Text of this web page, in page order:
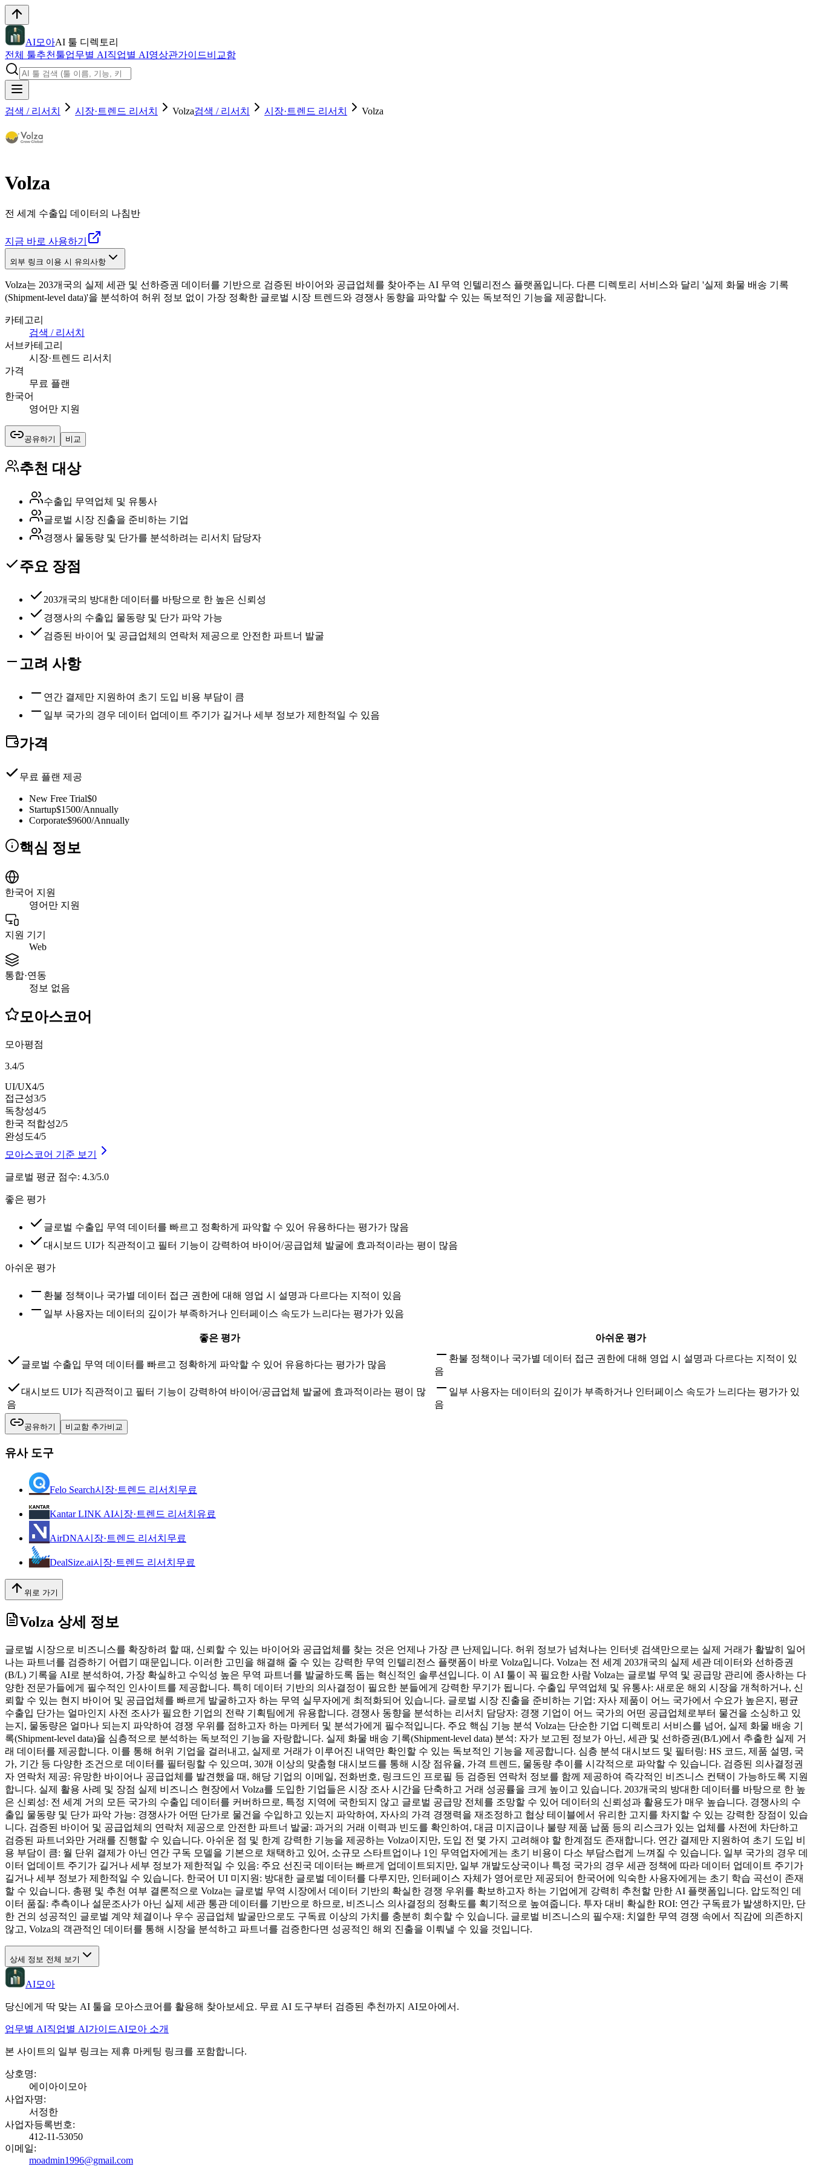
AI모아AI 툴 디렉토리
전체 툴추천툴업무별 AI직업별 AI영상관가이드비교함
검색 / 리서치 시장·트렌드 리서치 Volza검색 / 리서치 시장·트렌드 리서치 Volza
Volza
전 세계 수출입 데이터의 나침반
지금 바로 사용하기
외부 링크 이용 시 유의사항
Volza는 203개국의 실제 세관 및 선하증권 데이터를 기반으로 검증된 바이어와 공급업체를 찾아주는 AI 무역 인텔리전스 플랫폼입니다. 다른 디렉토리 서비스와 달리 '실제 화물 배송 기록
(Shipment-level data)'을 분석하여 허위 정보 없이 가장 정확한 글로벌 시장 트렌드와 경쟁사 동향을 파악할 수 있는 독보적인 기능을 제공합니다.
카테고리
검색 / 리서치
서브카테고리
시장·트렌드 리서치
가격
무료 플랜
한국어
영어만 지원
공유하기 비교
추천 대상
수출입 무역업체 및 유통사
글로벌 시장 진출을 준비하는 기업
경쟁사 물동량 및 단가를 분석하려는 리서치 담당자
주요 장점
203개국의 방대한 데이터를 바탕으로 한 높은 신뢰성
경쟁사의 수출입 물동량 및 단가 파악 가능
검증된 바이어 및 공급업체의 연락처 제공으로 안전한 파트너 발굴
고려 사항
연간 결제만 지원하여 초기 도입 비용 부담이 큼
일부 국가의 경우 데이터 업데이트 주기가 길거나 세부 정보가 제한적일 수 있음
가격
무료 플랜 제공
New Free Trial$0
Startup$1500/Annually
Corporate$9600/Annually
핵심 정보
한국어 지원
영어만 지원
지원 기기
Web
통합·연동
정보 없음
모아스코어
모아평점
3.4/5
UI/UX4/5
접근성3/5
독창성4/5
한국 적합성2/5
완성도4/5
모아스코어 기준 보기
글로벌 평균 점수: 4.3/5.0
좋은 평가
글로벌 수출입 무역 데이터를 빠르고 정확하게 파악할 수 있어 유용하다는 평가가 많음
대시보드 UI가 직관적이고 필터 기능이 강력하여 바이어/공급업체 발굴에 효과적이라는 평이 많음
아쉬운 평가
환불 정책이나 국가별 데이터 접근 권한에 대해 영업 시 설명과 다르다는 지적이 있음
일부 사용자는 데이터의 깊이가 부족하거나 인터페이스 속도가 느리다는 평가가 있음
좋은 평가 아쉬운 평가
글로벌 수출입 무역 데이터를 빠르고 정확하게 파악할 수 있어 유용하다는 평가가 많음
환불 정책이나 국가별 데이터 접근 권한에 대해 영업 시 설명과 다르다는 지적이 있
음
대시보드 UI가 직관적이고 필터 기능이 강력하여 바이어/공급업체 발굴에 효과적이라는 평이 많
음
일부 사용자는 데이터의 깊이가 부족하거나 인터페이스 속도가 느리다는 평가가 있
음
공유하기 비교함 추가비교
유사 도구
Felo Search시장·트렌드 리서치 무료
Kantar LINK AI시장·트렌드 리서치 유료
AirDNA시장·트렌드 리서치 무료
DealSize.ai시장·트렌드 리서치 무료
위로 가기
Volza 상세 정보
글로벌 시장으로 비즈니스를 확장하려 할 때, 신뢰할 수 있는 바이어와 공급업체를 찾는 것은 언제나 가장 큰 난제입니다. 허위 정보가 넘쳐나는 인터넷 검색만으로는 실제 거래가 활발히 일어
나는 파트너를 검증하기 어렵기 때문입니다. 이러한 고민을 해결해 줄 수 있는 강력한 무역 인텔리전스 플랫폼이 바로 Volza입니다. Volza는 전 세계 203개국의 실제 세관 데이터와 선하증권
(B/L) 기록을 AI로 분석하여, 가장 확실하고 수익성 높은 무역 파트너를 발굴하도록 돕는 혁신적인 솔루션입니다. 이 AI 툴이 꼭 필요한 사람 Volza는 글로벌 무역 및 공급망 관리에 종사하는 다
양한 전문가들에게 필수적인 인사이트를 제공합니다. 특히 데이터 기반의 의사결정이 필요한 분들에게 강력한 무기가 됩니다. 수출입 무역업체 및 유통사: 새로운 해외 시장을 개척하거나, 신
뢰할 수 있는 현지 바이어 및 공급업체를 빠르게 발굴하고자 하는 무역 실무자에게 최적화되어 있습니다. 글로벌 시장 진출을 준비하는 기업: 자사 제품이 어느 국가에서 수요가 높은지, 평균
수출입 단가는 얼마인지 사전 조사가 필요한 기업의 전략 기획팀에게 유용합니다. 경쟁사 동향을 분석하는 리서치 담당자: 경쟁 기업이 어느 국가의 어떤 공급업체로부터 물건을 소싱하고 있
는지, 물동량은 얼마나 되는지 파악하여 경쟁 우위를 점하고자 하는 마케터 및 분석가에게 필수적입니다. 주요 핵심 기능 분석 Volza는 단순한 기업 디렉토리 서비스를 넘어, 실제 화물 배송 기
록(Shipment-level data)을 심층적으로 분석하는 독보적인 기능을 자랑합니다. 실제 화물 배송 기록(Shipment-level data) 분석: 자가 보고된 정보가 아닌, 세관 및 선하증권(B/L)에서 추출한 실제 거
래 데이터를 제공합니다. 이를 통해 허위 기업을 걸러내고, 실제로 거래가 이루어진 내역만 확인할 수 있는 독보적인 기능을 제공합니다. 심층 분석 대시보드 및 필터링: HS 코드, 제품 설명, 국
가, 기간 등 다양한 조건으로 데이터를 필터링할 수 있으며, 30개 이상의 맞춤형 대시보드를 통해 시장 점유율, 가격 트렌드, 물동량 추이를 시각적으로 파악할 수 있습니다. 검증된 의사결정권
자 연락처 제공: 유망한 바이어나 공급업체를 발견했을 때, 해당 기업의 이메일, 전화번호, 링크드인 프로필 등 검증된 연락처 정보를 함께 제공하여 즉각적인 비즈니스 컨택이 가능하도록 지원
합니다. 실제 활용 사례 및 장점 실제 비즈니스 현장에서 Volza를 도입한 기업들은 시장 조사 시간을 단축하고 거래 성공률을 크게 높이고 있습니다. 203개국의 방대한 데이터를 바탕으로 한 높
은 신뢰성: 전 세계 거의 모든 국가의 수출입 데이터를 커버하므로, 특정 지역에 국한되지 않고 글로벌 공급망 전체를 조망할 수 있어 데이터의 신뢰성과 활용도가 매우 높습니다. 경쟁사의 수
출입 물동량 및 단가 파악 가능: 경쟁사가 어떤 단가로 물건을 수입하고 있는지 파악하여, 자사의 가격 경쟁력을 재조정하고 협상 테이블에서 유리한 고지를 차지할 수 있는 강력한 장점이 있습
니다. 검증된 바이어 및 공급업체의 연락처 제공으로 안전한 파트너 발굴: 과거의 거래 이력과 빈도를 확인하여, 대금 미지급이나 불량 제품 납품 등의 리스크가 있는 업체를 사전에 차단하고
검증된 파트너와만 거래를 진행할 수 있습니다. 아쉬운 점 및 한계 강력한 기능을 제공하는 Volza이지만, 도입 전 몇 가지 고려해야 할 한계점도 존재합니다. 연간 결제만 지원하여 초기 도입 비
용 부담이 큼: 월 단위 결제가 아닌 연간 구독 모델을 기본으로 채택하고 있어, 소규모 스타트업이나 1인 무역업자에게는 초기 비용이 다소 부담스럽게 느껴질 수 있습니다. 일부 국가의 경우 데
이터 업데이트 주기가 길거나 세부 정보가 제한적일 수 있음: 주요 선진국 데이터는 빠르게 업데이트되지만, 일부 개발도상국이나 특정 국가의 경우 세관 정책에 따라 데이터 업데이트 주기가
길거나 세부 정보가 제한적일 수 있습니다. 한국어 UI 미지원: 방대한 글로벌 데이터를 다루지만, 인터페이스 자체가 영어로만 제공되어 한국어에 익숙한 사용자에게는 초기 학습 곡선이 존재
할 수 있습니다. 총평 및 추천 여부 결론적으로 Volza는 글로벌 무역 시장에서 데이터 기반의 확실한 경쟁 우위를 확보하고자 하는 기업에게 강력히 추천할 만한 AI 플랫폼입니다. 압도적인 데
이터 품질: 추측이나 설문조사가 아닌 실제 세관 통관 데이터를 기반으로 하므로, 비즈니스 의사결정의 정확도를 획기적으로 높여줍니다. 투자 대비 확실한 ROI: 연간 구독료가 발생하지만, 단
한 건의 성공적인 글로벌 계약 체결이나 우수 공급업체 발굴만으로도 구독료 이상의 가치를 충분히 회수할 수 있습니다. 글로벌 비즈니스의 필수재: 치열한 무역 경쟁 속에서 직감에 의존하지
않고, Volza의 객관적인 데이터를 통해 시장을 분석하고 파트너를 검증한다면 성공적인 해외 진출을 이뤄낼 수 있을 것입니다.
상세 정보 전체 보기
AI모아
당신에게 딱 맞는 AI 툴을 모아스코어를 활용해 찾아보세요. 무료 AI 도구부터 검증된 추천까지 AI모아에서.
업무별 AI직업별 AI가이드AI모아 소개
본 사이트의 일부 링크는 제휴 마케팅 링크를 포함합니다.
상호명:
에이아이모아
사업자명:
서정한
사업자등록번호:
412-11-53050
이메일:
moadmin1996@gmail.com